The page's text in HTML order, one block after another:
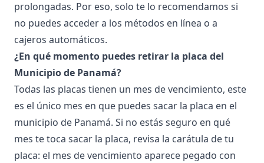
prolongadas. Por eso, solo te lo recomendamos si
no puedes acceder a los métodos en línea o a
cajeros automáticos.
¿En qué momento puedes retirar la placa del
Municipio de Panamá?
Todas las placas tienen un mes de vencimiento, este
es el único mes en que puedes sacar la placa en el
municipio de Panamá. Si no estás seguro en qué
mes te toca sacar la placa, revisa la carátula de tu
placa: el mes de vencimiento aparece pegado con